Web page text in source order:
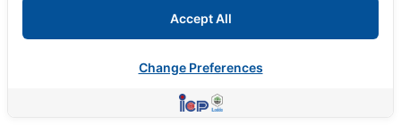
Accept All
Change Preferences